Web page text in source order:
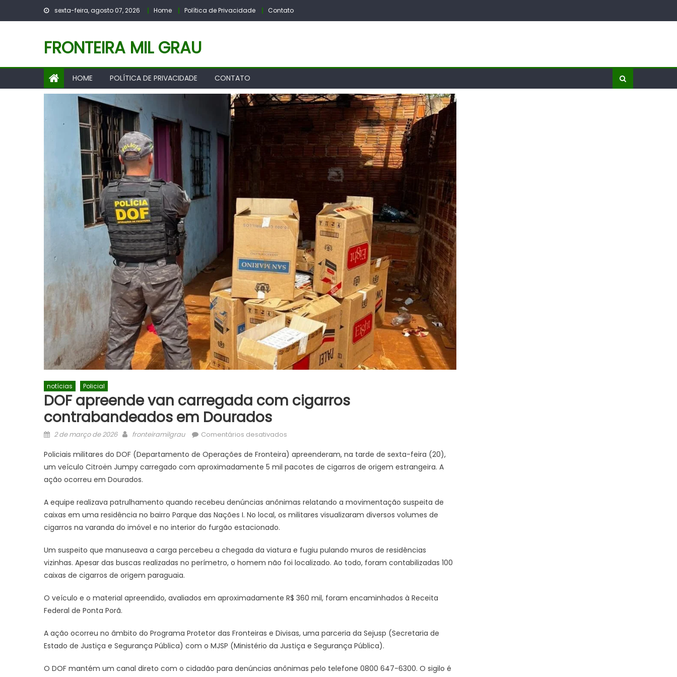
sexta-feira, agosto 07, 2026 Home Política de Privacidade Contato
FRONTEIRA MIL GRAU
HOME POLÍTICA DE PRIVACIDADE CONTATO
notícias Policial
DOF apreende van carregada com cigarros
contrabandeados em Dourados
Posted
2 de março de 2026 Author
fronteiramilgrau Comentários desativados
apreende
van
cigarros
contrabandeados
Policiais militares do DOF (Departamento de Operações de Fronteira) apreenderam, na tarde de sexta-feira (20),
um veículo Citroën Jumpy carregado com aproximadamente 5 mil pacotes de cigarros de origem estrangeira. A
ação ocorreu em Dourados.
A equipe realizava patrulhamento quando recebeu denúncias anônimas relatando a movimentação suspeita de
caixas em uma residência no bairro Parque das Nações I. No local, os militares visualizaram diversos volumes de
cigarros na varanda do imóvel e no interior do furgão estacionado.
Um suspeito que manuseava a carga percebeu a chegada da viatura e fugiu pulando muros de residências
vizinhas. Apesar das buscas realizadas no perímetro, o homem não foi localizado. Ao todo, foram contabilizadas 100
caixas de cigarros de origem paraguaia.
O veículo e o material apreendido, avaliados em aproximadamente R$ 360 mil, foram encaminhados à Receita
Federal de Ponta Porã.
A ação ocorreu no âmbito do Programa Protetor das Fronteiras e Divisas, uma parceria da Sejusp (Secretaria de
Estado de Justiça e Segurança Pública) com o MJSP (Ministério da Justiça e Segurança Pública).
O DOF mantém um canal direto com o cidadão para denúncias anônimas pelo telefone 0800 647-6300. O sigilo é